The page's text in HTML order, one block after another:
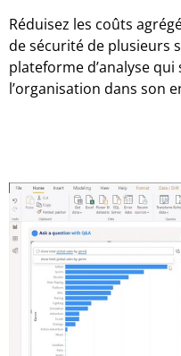
Réduisez les coûts
de sécurité de plusieurs
plateforme d’analyse qui
l’organisation dans son